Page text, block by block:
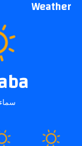
Weather